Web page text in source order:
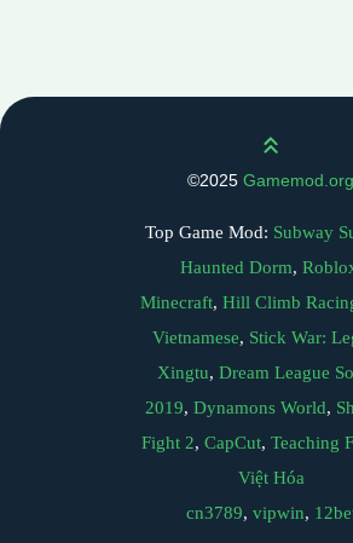
Scroll up
©2025 Gamemod.org
Top Game Mod: Subway
Haunted Dorm,
Minecraft, Hill Climb
Vietnamese, Stick War:
Xingtu, Dream League
2019, Dynamons World,
Fight 2, CapCut, Teaching
Việt Hóa
cn3789, vipwin,